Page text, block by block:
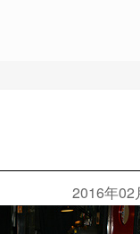
2016年02